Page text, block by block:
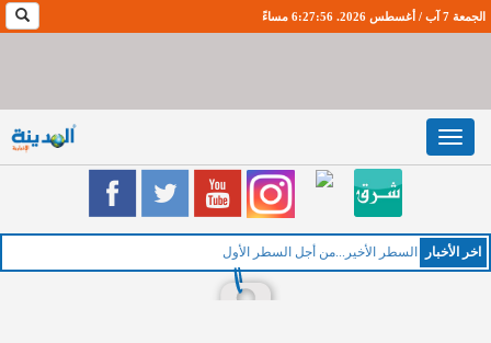
الجمعة 7 آب / أغسطس 2026. 6:27:57 مساءً
Toggle
navigation
اخر اﻷخبار